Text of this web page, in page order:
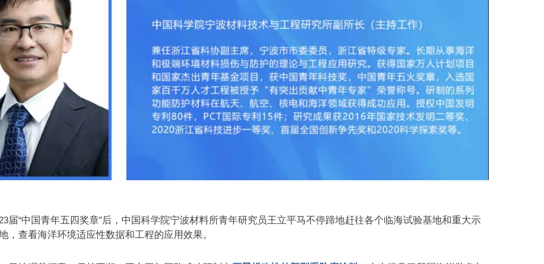
热项目介绍 ..核动力汽车曝光，竟是一座小型核电站 第四代核燃料，全新核燃料，或将构建能源新秩序
届“中国青年五四奖章”后，中国科学院宁波材料所青年研究员王立平马不停蹄地赶往各个临海试验基地和重大示
，查看海洋环境适应性数据和工程的应用效果。